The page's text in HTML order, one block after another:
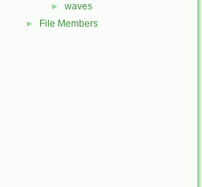
► waves
► File Members